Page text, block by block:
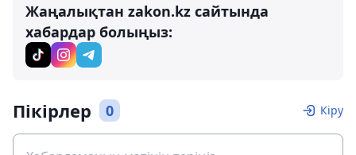
Жаңалықтан zakon.kz сайтында
хабардар болыңыз:
Пікірлер 0 Кіру